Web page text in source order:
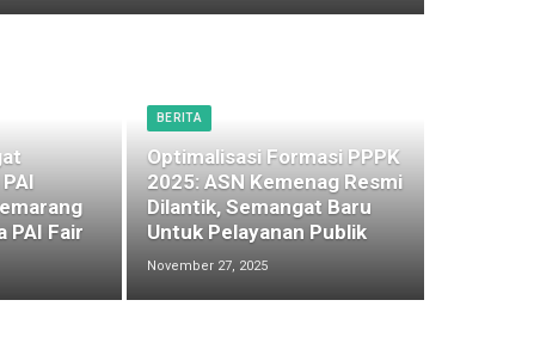
PAI Fair
BERITA
Optimalisasi Formasi PPPK
2025: ASN Kemenag Resmi
Dilantik, Semangat Baru
Untuk Pelayanan Publik
November 27, 2025